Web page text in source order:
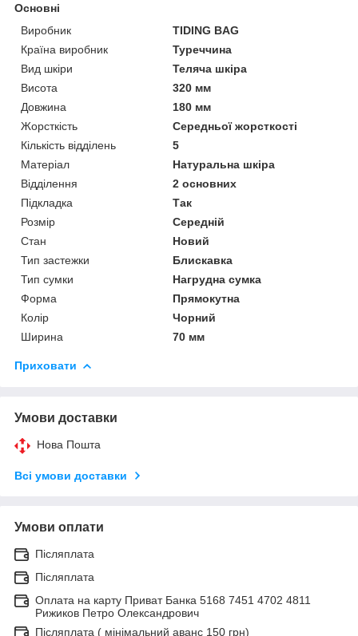
Основні
Виробник
TIDING BAG
Країна виробник
Туреччина
Вид шкіри
Теляча шкіра
Висота
320 мм
Довжина
180 мм
Жорсткість
Середньої жорсткості
Кількість відділень
5
Матеріал
Натуральна шкіра
Відділення
2 основних
Підкладка
Так
Розмір
Середній
Стан
Новий
Тип застежки
Блискавка
Тип сумки
Нагрудна сумка
Форма
Прямокутна
Колір
Чорний
Ширина
70 мм
Приховати
Умови доставки
Нова Пошта
Всі умови доставки
Умови оплати
Післяплата
Післяплата
Оплата на карту Приват Банка 5168 7451 4702 4811
Рижиков Петро Олександрович
Післяплата ( мінімальний аванс 150 грн)